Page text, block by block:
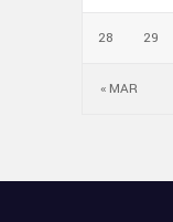
« MAR
28 29